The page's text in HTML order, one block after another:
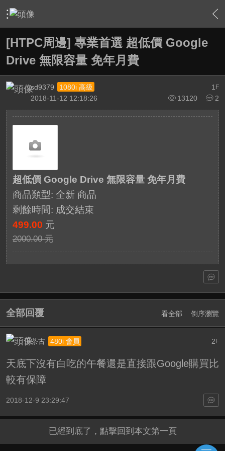
› 敗家特區 For Sale or Trade › 新品販賣區 Brand new
[HTPC周邊] 專業首選 超低價 Google
Drive 無限容量 免年月費
1 F
sd9379
1080i 高級
13120
2
2018-11-12 12:18:26
超低價 Google Drive 無限容量 免年月費
商品類型: 全新 商品
剩餘時間: 成交結束
499.00 元
2000.00 元
全部回覆 看全部 倒序瀏覽
2 F
王茶古 480i 會員
天底下沒有白吃的午餐還是直接跟Google購買比
較有保障
2018-12-9 23:29:47
已經到底了，點擊回到本文第一頁